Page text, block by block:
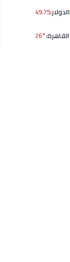
الدولار:49.75
القاهرة:26°